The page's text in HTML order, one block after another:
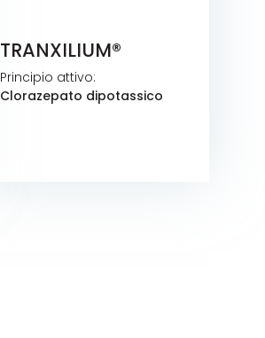
TRANXILIUM®
Principio attivo:
Clorazepato dipotassico